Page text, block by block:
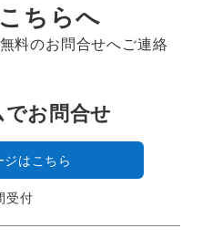
ちらへ
料のお問合せへご連絡
でお問合せ
はこちら
受付